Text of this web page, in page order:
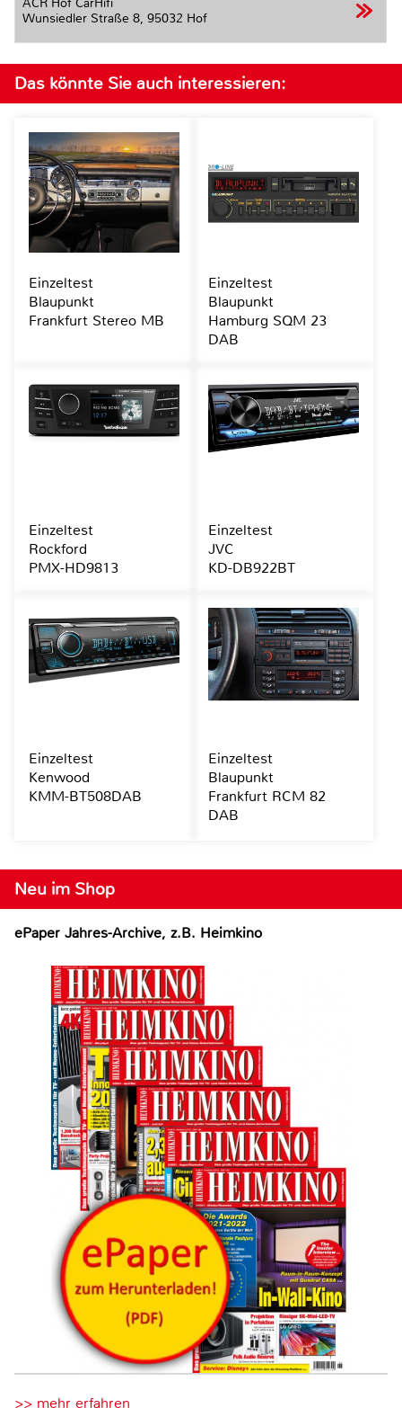
ACR Hof CarHifi
Wunsiedler Straße 8, 95032 Hof
Neu im Shop
ePaper Jahres-Archive, z.B. Heimkino
>> mehr erfahren
Das könnte Sie auch interessieren:
Einzeltest
Blaupunkt
Frankfurt Stereo MB
Einzeltest
Blaupunkt
Hamburg SQM 23
DAB
Einzeltest
Rockford
PMX-HD9813
Einzeltest
JVC
KD-DB922BT
Einzeltest
Kenwood
KMM-BT508DAB
Einzeltest
Blaupunkt
Frankfurt RCM 82
DAB